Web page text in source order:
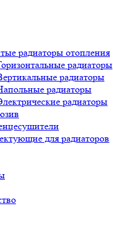
радиаторы отопления
радиаторы
радиаторы
радиаторы
радиаторы
для радиаторов